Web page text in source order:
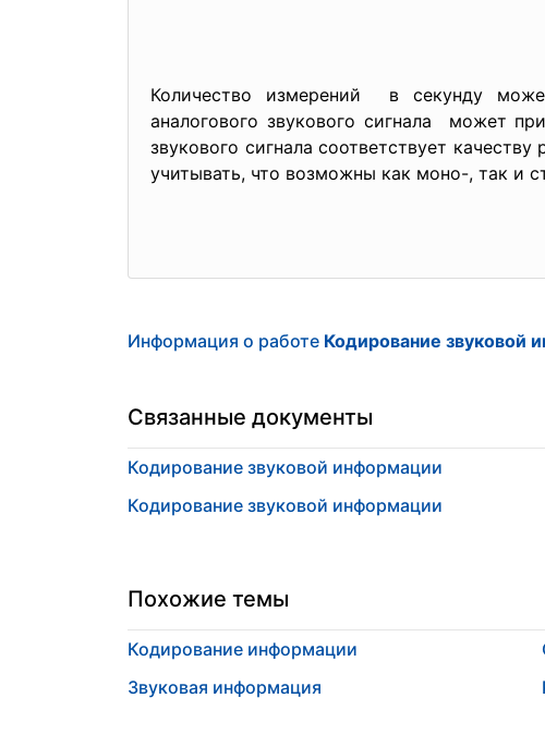
Количество измерений в секунду
аналогового звукового сигнала может
звукового сигнала соответствует
учитывать, что возможны как моно-, так и
Информация о работе Кодирование звуковой
Связанные документы
Кодирование звуковой информации
Кодирование звуковой информации
Похожие темы
Кодирование информации
Звуковая информация